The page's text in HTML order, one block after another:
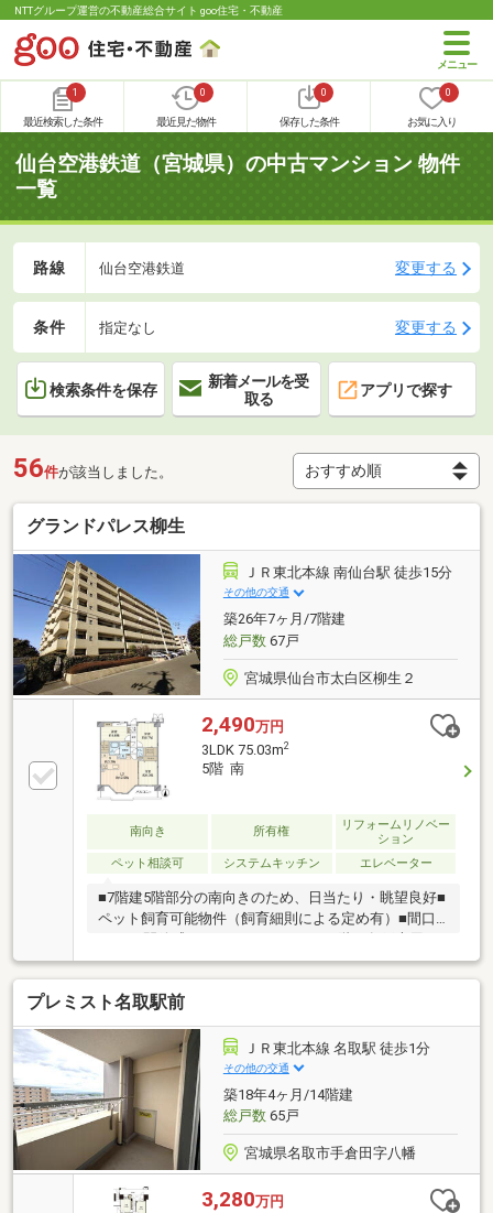
NTTグループ運営の不動産総合サイト goo住宅・不動産
1
最近検索した条件
0
最近見た物件
0
保存した条件
0
お気に入り
仙台空港鉄道（宮城県）の中古マンション 物件
一覧
路線 仙台空港鉄道 変更する
条件 指定なし 変更する
検索条件を保存
新着メールを受
取る
アプリで探す
56件が該当しました。
グランドパレス柳生
ＪＲ東北本線 南仙台駅 徒歩15分
その他の交通
築26年7ヶ月/7階建
総戸数67戸
宮城県仙台市太白区柳生２
2,490万円
3LDK 75.03m2
5階 南
南向き 所有権
リフォームリノベー
ション
ペット相談可
システムキッチン エレベーター
■7階建5階部分の南向きのため、日当たり・眺望良好■
ペット飼育可能物件（飼育細則による定め有）■間口
8.1mの開放感のあるワイドスパン■一階に各戸専用の
トランクルームあり（使用料無償）■安心安全のオー
トロックマンション【リノベーション内容】●全室天
井・壁クロス貼替●フローリング張替（リビングダイ
ニング・キッチン・廊下・洋室）●クッションフロア
張替（洗面室・トイレ）●玄関フロアタイル上張●キッ
チン・ユニットバス・洗面化粧台・トイレ交換●建具
交換 ●給湯器交換●下駄箱交換(トールタイプ) ●玄関に
人感センサー設置●玄関壁にエコカラット●和室→洋室
に変更●洗濯パン、洗濯水栓交換 等
プレミスト名取駅前
ＪＲ東北本線 名取駅 徒歩1分
その他の交通
築18年4ヶ月/14階建
総戸数65戸
宮城県名取市手倉田字八幡
3,280万円